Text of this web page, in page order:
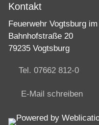
Kontakt
Feuerwehr Vogtsburg
Bahnhofstraße 20
79235 Vogtsburg
Tel. 07662 812-0
E-Mail schreiben